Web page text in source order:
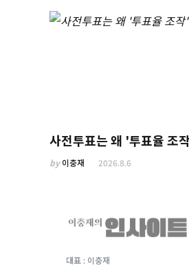
사전투표는 왜 '투표율 조
by이충재 2026.8.6
대표 : 이충재